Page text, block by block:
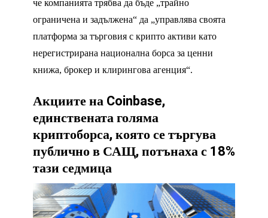
че компанията трябва да бъде „трайно
ограничена и задължена“ да „управлява своята
платформа за търговия с крипто активи като
нерегистрирана национална борса за ценни
книжа, брокер и клирингова агенция“.
Акциите на Coinbase,
единствената голяма
криптоборса, която се търгува
публично в САЩ, потънаха с 18%
тази седмица